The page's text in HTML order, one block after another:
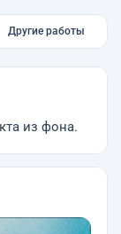
Другие работы
из фона.